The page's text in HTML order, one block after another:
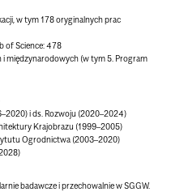
w tym 178 oryginalnych prac
of Science: 478
międzynarodowych (w tym 5. Program
i ds. Rozwoju (2020–2024)
Krajobrazu (1999–2005)
Ogrodnictwa (2003–2020)
badawcze i przechowalnie w SGGW.